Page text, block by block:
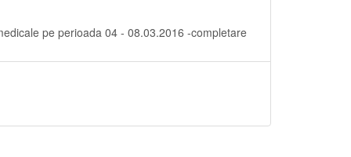
pe perioada 04 - 08.03.2016 -completare